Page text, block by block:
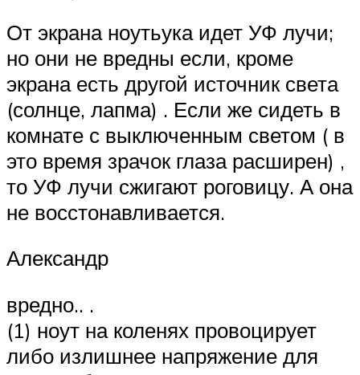
От экрана ноутьука идет УФ лучи;
но они не вредны если, кроме
экрана есть другой источник света
(солнце, лапма) . Если же сидеть в
комнате с выключенным светом ( в
это время зрачок глаза расширен) ,
то УФ лучи сжигают роговицу. А она
не восстонавливается.
Александр
вредно.. .
(1) ноут на коленях провоцирует
либо излишнее напряжение для